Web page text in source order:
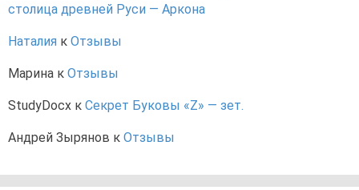
столица древней Руси — Аркона
Наталия к Отзывы
Марина к Отзывы
StudyDocx к Секрет Буковы «Z» — зет.
Андрей Зырянов к Отзывы